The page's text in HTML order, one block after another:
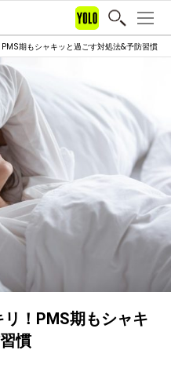
期もシャキッと過ごす対処法&予防習慣
！PMS期もシャキ
慣